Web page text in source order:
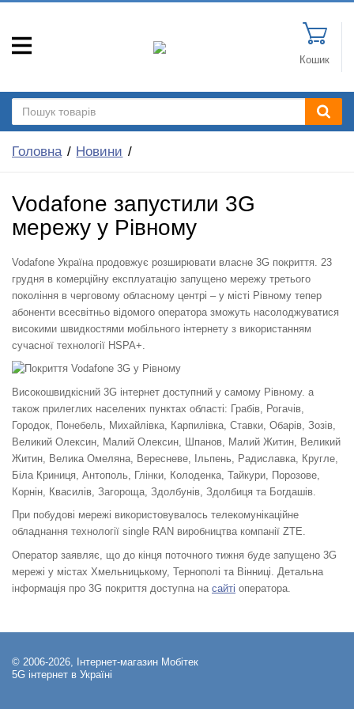
Кошик
Головна Новини
Vodafone запустили 3G
мережу у Рівному
Vodafone Україна продовжує розширювати власне 3G покриття. 23
грудня в комерційну експлуатацію запущено мережу третього
покоління в черговому обласному центрі – у місті Рівному тепер
абоненти всесвітньо відомого оператора зможуть насолоджуватися
високими швидкостями мобільного інтернету з використанням
сучасної технології HSPA+.
Високошвидкісний 3G інтернет доступний у самому Рівному. а
також прилеглих населених пунктах області: Грабів, Рогачів,
Городок, Понебель, Михайлівка, Карпилівка, Ставки, Обарів, Зозів,
Великий Олексин, Малий Олексин, Шпанов, Малий Житин, Великий
Житин, Велика Омеляна, Вересневе, Ільпень, Радиславка, Кругле,
Біла Криниця, Антополь, Глінки, Колоденка, Тайкури, Порозове,
Корнін, Квасилів, Загороща, Здолбунів, Здолбиця та Богдашів.
При побудові мережі використовувалось телекомунікаційне
обладнання технології single RAN виробництва компанії ZTE.
Оператор заявляє, що до кінця поточного тижня буде запущено 3G
мережі у містах Хмельницькому, Тернополі та Вінниці. Детальна
інформація про 3G покриття доступна на сайті оператора.
© 2006-2026, Інтернет-магазин Мобітек
5G інтернет в Україні